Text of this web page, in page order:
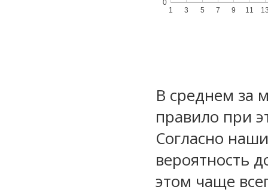
1 3 5 7 9 11
0
В среднем за
правило при
Согласно
вероятность
этом чаще